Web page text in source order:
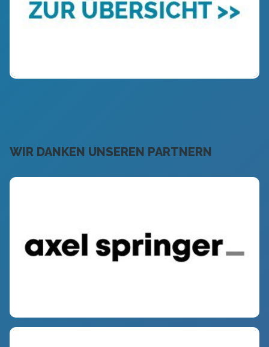
WIR DANKEN UNSEREN PARTNERN